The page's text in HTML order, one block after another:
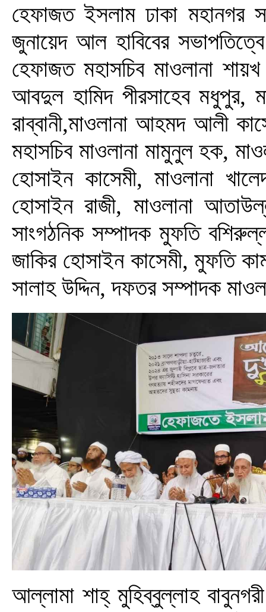
হেফাজত ইসলাম ঢাকা মহানগর
জুনায়েদ আল হাবিবের
হেফাজত মহাসচিব মাওলানা
আবদুল হামিদ পীরসাহেব মধুপুর,
রাব্বানী,মাওলানা আহমদ আলী
মহাসচিব মাওলানা মামুনুল হক,
হোসাইন কাসেমী, মাওলানা
হোসাইন রাজী, মাওলানা
সাংগঠনিক সম্পাদক মুফতি
জাকির হোসাইন কাসেমী, মুফতি
সালাহ উদ্দিন, দফতর সম্পাদক
আল্লামা শাহ্ মুহিব্বুল্লাহ